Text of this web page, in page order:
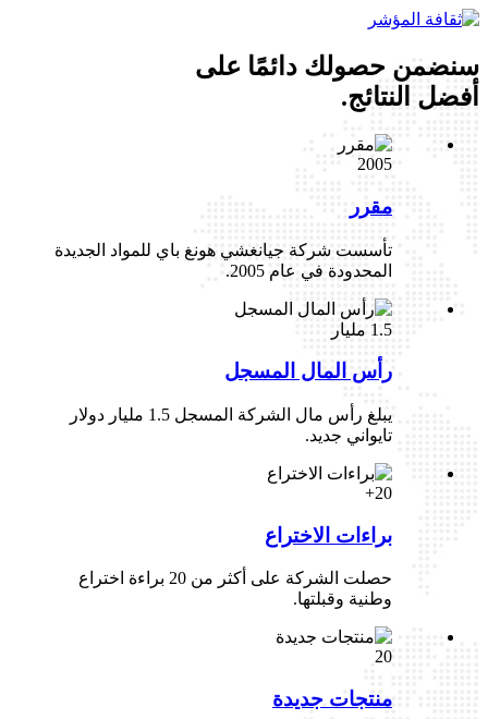
سنضمن حصولك دائمًا على
أفضل النتائج.
2005
مقرر
تأسست شركة جيانغشي هونغ باي للمواد الجديدة
المحدودة في عام 2005.
1.5 مليار
رأس المال المسجل
يبلغ رأس مال الشركة المسجل 1.5 مليار دولار
تايواني جديد.
20+
براءات الاختراع
حصلت الشركة على أكثر من 20 براءة اختراع
وطنية وقبلتها.
20
منتجات جديدة